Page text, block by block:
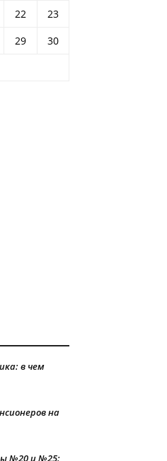
22
23
29
30
в чем
на
№20 и №25: